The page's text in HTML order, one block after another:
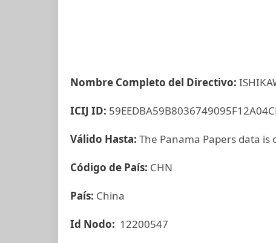
Nombre Completo del Directivo:
ICIJ ID:
Válido Hasta: The Panama Papers data
Código de País: CHN
País: China
Id Nodo: 12200547